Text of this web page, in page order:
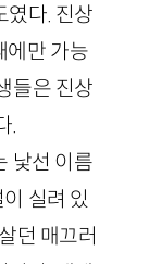
였다. 진상
에만 가능
들은 진상
.
낯선 이름
이 실려 있
던 매끄러